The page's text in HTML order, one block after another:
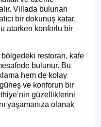
Villada bulunan
bir dokunuş katar.
atarken konforlu bir
bölgedeki restoran, kafe
bulunur. Bu
hem de kolay
ve konforun bir
güzelliklerini
yaşamanıza olanak